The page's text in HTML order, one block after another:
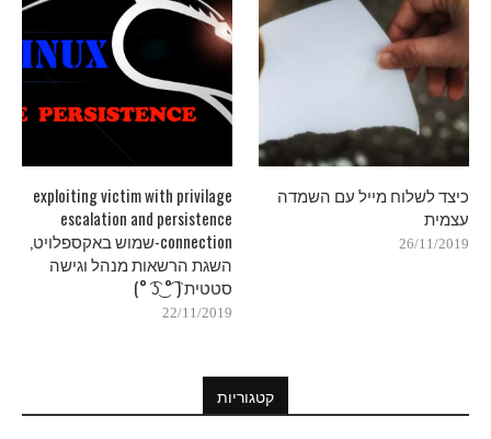
כיצד לשלוח מייל עם השמדה
עצמית
26/11/2019
exploiting victim with privilage
escalation and persistence
connection-שמוש באקספלויט,
השגת הרשאות מנהל וגישה
סטטית ( ͡° ͜ʖ ͡°)
22/11/2019
קטגוריות